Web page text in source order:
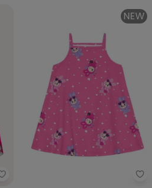
Kyly - Vestido Infantil Menina
NEW